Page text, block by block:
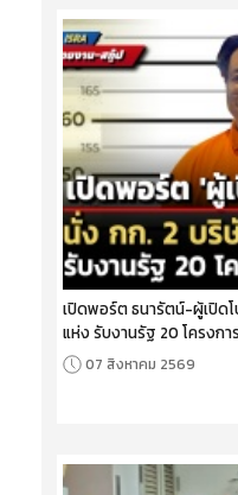
เปิดพอร์ต ธนารัตน์-ผู้เปิด
แห่ง รับงานรัฐ 20 โครงกา
07 สิงหาคม 2569